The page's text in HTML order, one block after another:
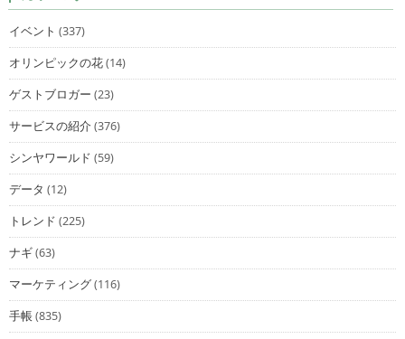
イベント (337)
オリンピックの花(14)
ゲストブロガー (23)
サービスの紹介(376)
シンヤワールド (59)
データ (12)
トレンド (225)
ナギ(63)
マーケティング(116)
手帳(835)